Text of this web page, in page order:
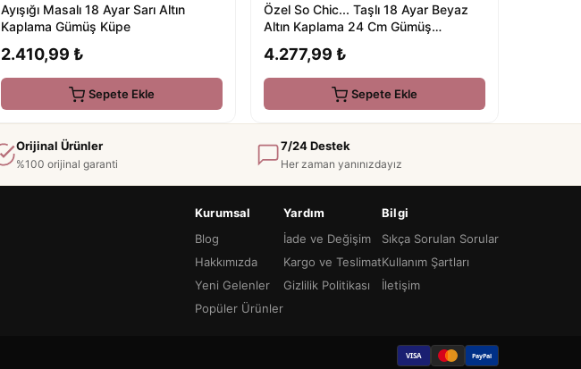
Ayışığı Masalı 18 Ayar Sarı Altın
Kaplama Gümüş Küpe
2.410,99 ₺
Sepete Ekle
Özel So Chic... Taşlı 18 Ayar Beyaz
Altın Kaplama 24 Cm Gümüş
4.277,99 ₺
Sepete Ekle
Orijinal Ürünler
%100 orijinal garanti
7/24 Destek
Her zaman yanınızdayız
Kurumsal
Blog
Hakkımızda
Yeni Gelenler
Popüler Ürünler
Yardım
İade ve Değişim
Kargo ve Teslimat
Gizlilik Politikası
Bilgi
Sıkça Sorulan Sorular
Kullanım Şartları
İletişim
VISA PayPal